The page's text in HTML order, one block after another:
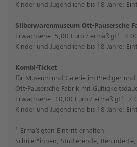
Kinder und Jugendliche bis 18 Jahre:
Silberwarenmuseum Ott-Pausersche
Erwachsene: 5,00 Euro / ermäßigt¹:
Kinder und Jugendliche bis 18 Jahre:
Kombi-Ticket
für Museum und Galerie im Prediger
Ott-Pausersche Fabrik mit
Erwachsene: 10,00 Euro / ermäßigt¹:
Kinder und Jugendliche bis 18 Jahre:
¹ Ermäßigten Eintritt erhalten
Schüler*innen, Studierende, Behinderte,